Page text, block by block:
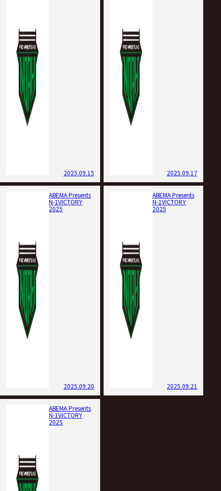
2025.09.15 2025.09.17
ABEMA Presents
N-1VICTORY
2025
2025.09.20
ABEMA Presents
N-1VICTORY
2025
2025.09.21
ABEMA Presents
N-1VICTORY
2025